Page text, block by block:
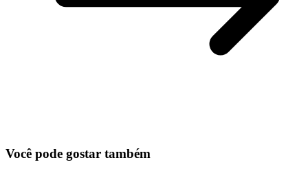
Você pode gostar também